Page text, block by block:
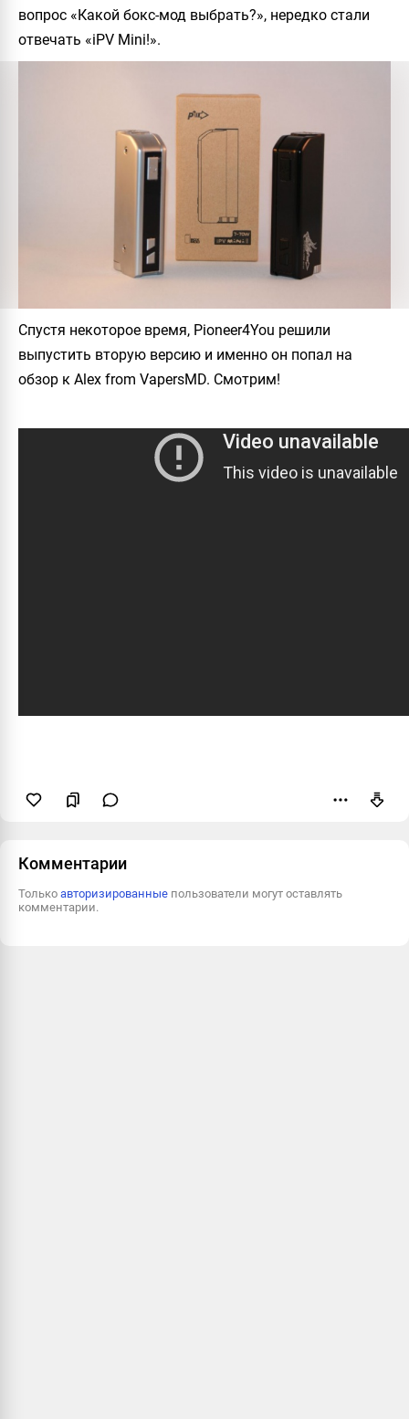
вопрос «Какой бокс-мод выбрать?», нередко стали
отвечать «iPV Mini!».
Спустя некоторое время, Pioneer4You решили
выпустить вторую версию и именно он попал на
обзор к Alex from VapersMD. Смотрим!
Комментарии
Только авторизированные пользователи могут оставлять
комментарии.